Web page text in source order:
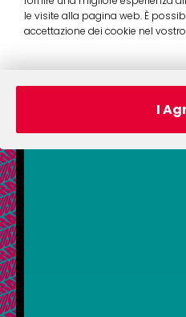
Back
le visite alla pagina web. È
accettazione dei cookie nel
I